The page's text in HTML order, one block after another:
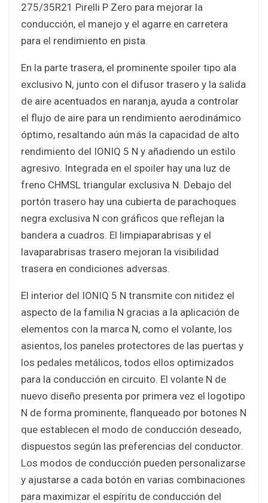
275/35R21 Pirelli P Zero para mejorar la
conducción, el manejo y el agarre en carretera
para el rendimiento en pista.
En la parte trasera, el prominente spoiler tipo ala
exclusivo N, junto con el difusor trasero y la salida
de aire acentuados en naranja, ayuda a controlar
el flujo de aire para un rendimiento aerodinámico
óptimo, resaltando aún más la capacidad de alto
rendimiento del IONIQ 5 N y añadiendo un estilo
agresivo. Integrada en el spoiler hay una luz de
freno CHMSL triangular exclusiva N. Debajo del
portón trasero hay una cubierta de parachoques
negra exclusiva N con gráficos que reflejan la
bandera a cuadros. El limpiaparabrisas y el
lavaparabrisas trasero mejoran la visibilidad
trasera en condiciones adversas.
El interior del IONIQ 5 N transmite con nitidez el
aspecto de la familia N gracias a la aplicación de
elementos con la marca N, como el volante, los
asientos, los paneles protectores de las puertas y
los pedales metálicos, todos ellos optimizados
para la conducción en circuito. El volante N de
nuevo diseño presenta por primera vez el logotipo
N de forma prominente, flanqueado por botones N
que establecen el modo de conducción deseado,
dispuestos según las preferencias del conductor.
Los modos de conducción pueden personalizarse
y ajustarse a cada botón en varias combinaciones
para maximizar el espíritu de conducción del